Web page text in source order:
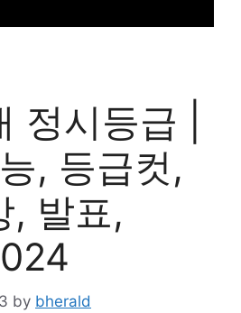
정시등급 |
, 등급컷,
, 발표,
by bherald